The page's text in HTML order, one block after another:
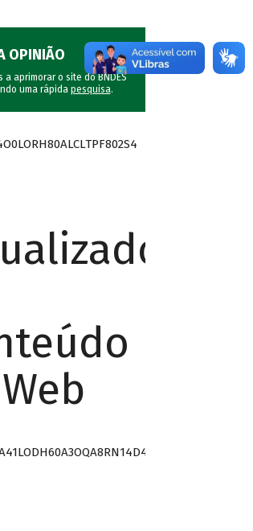
OPINIÃO
a aprimorar o site do BNDES
uma rápida pesquisa.